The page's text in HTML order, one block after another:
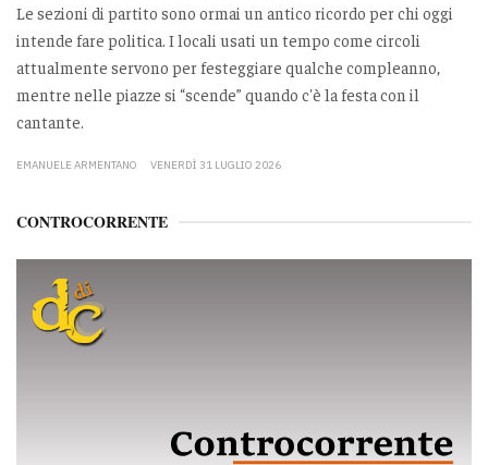
Le sezioni di partito sono ormai un antico ricordo per chi oggi
intende fare politica. I locali usati un tempo come circoli
attualmente servono per festeggiare qualche compleanno,
mentre nelle piazze si “scende” quando c'è la festa con il
cantante.
EMANUELE ARMENTANO VENERDÌ 31 LUGLIO 2026
CONTROCORRENTE